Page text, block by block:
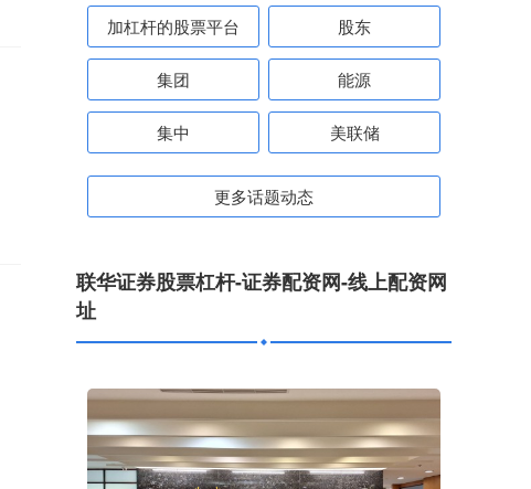
加杠杆的股票平台 股东
集团 能源
集中 美联储
更多话题动态
联华证券股票杠杆-证券配资网-线上配资网
址